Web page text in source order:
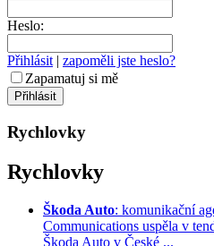
Heslo:
Přihlásit | zapoměli jste heslo?
Zapamatuj si mě
Rychlovky
Rychlovky
Škoda Auto: komunikační
Communications uspěla v
Škoda Auto v České ...